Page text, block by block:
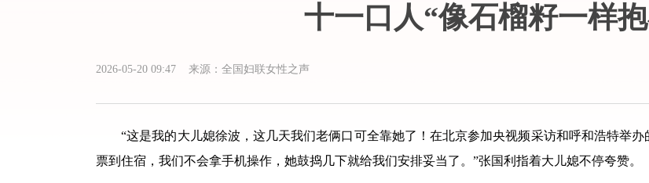
十一口人“像石榴籽一样
2026-05-20 09:47 来源：全国妇联女性之声
“这是我的大儿媳徐波，这几天我们老俩口可全靠她了！在北京参加央视频采访和呼和浩特举办
票到住宿，我们不会拿手机操作，她鼓捣几下就给我们安排妥当了。”张国利指着大儿媳不停夸赞。